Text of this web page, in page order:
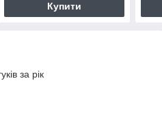
Купити
за рік